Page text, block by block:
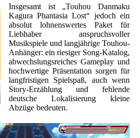
Insgesamt ist „Touhou Danmaku
Kagura Phantasia Lost“ jedoch ein
absolut lohnenswertes Paket für
Liebhaber anspruchsvoller
Musikspiele und langjährige Touhou-
Anhänger: ein riesiger Song-Katalog,
abwechslungsreiches Gameplay und
hochwertige Präsentation sorgen für
langfristigen Spielspaß, auch wenn
Story-Erzählung und fehlende
deutsche Lokalisierung kleine
Abzüge bedeuten.